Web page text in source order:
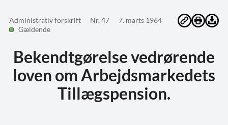
Administrativ forskrift Nr. 47
7. marts 1964
Gældende
Bekendtgørelse vedrørende
loven om Arbejdsmarkedets
Tillægspension.